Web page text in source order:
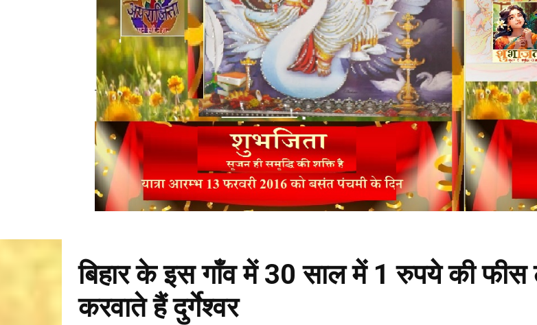
बिहार के इस गाँव में 30 साल में 1 रुपये की फीस
करवाते हैं दुर्गेश्वर